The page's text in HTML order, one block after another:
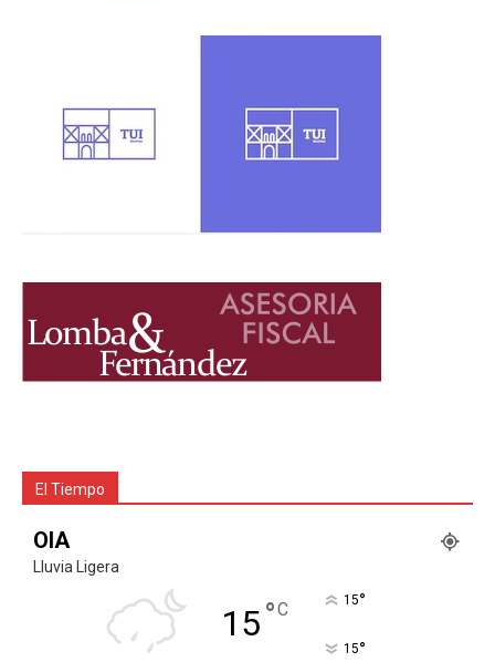
El Tiempo
OIA
Lluvia Ligera
15°C 15°
15°